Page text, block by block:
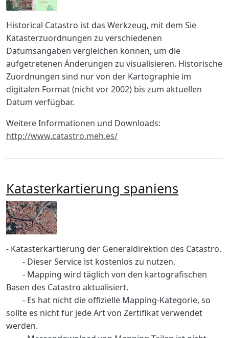
Body
Historical Catastro ist das Werkzeug, mit dem Sie
Katasterzuordnungen zu verschiedenen
Datumsangaben vergleichen können, um die
aufgetretenen Änderungen zu visualisieren. Historische
Zuordnungen sind nur von der Kartographie im
digitalen Format (nicht vor 2002) bis zum aktuellen
Datum verfügbar.
Weitere Informationen und Downloads:
http://www.catastro.meh.es/
Katasterkartierung spaniens
Imagen
Body
- Katasterkartierung der Generaldirektion des Catastro.
- Dieser Service ist kostenlos zu nutzen.
- Mapping wird täglich von den kartografischen
Basen des Catastro aktualisiert.
- Es hat nicht die offizielle Mapping-Kategorie, so
sollte es nicht für jede Art von Zertifikat verwendet
werden.